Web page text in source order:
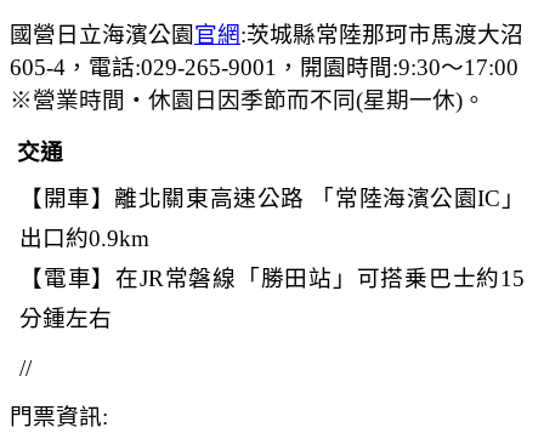
國營日立海濱公園官網:茨城縣常陸那珂市馬渡大沼
605-4，電話:029-265-9001， 開園時間:9:30～17:00
※營業時間・休園日因季節而不同(星期一休)。
交通
【開車】離北關東高速公路 「常陸海濱公園IC」
出口約0.9km
【電車】在JR常磐線「勝田站」可搭乗巴士約15
分鍾左右
//
門票資訊: